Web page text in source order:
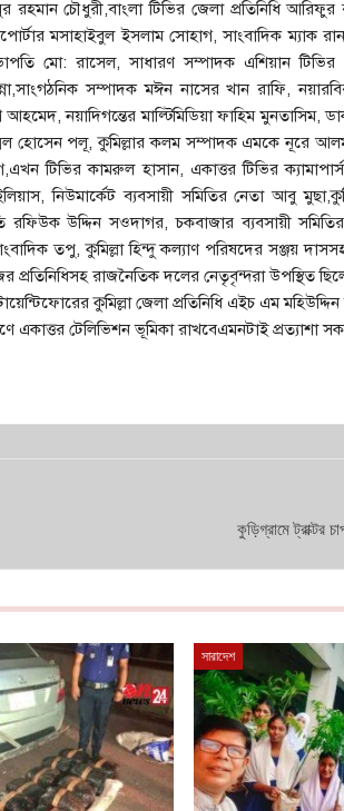
রহমান চৌধুরী,বাংলা টিভির জেলা প্রতিনিধি
মসাহাইবুল ইসলাম সোহাগ, সাংবাদিক ম্যাক
মো: রাসেল, সাধারণ সম্পাদক এশিয়ান টিভির
সম্পাদক মঈন নাসের খান রাফি,
নয়াদিগন্তের মাল্টিমিডিয়া ফাহিম মুনতাসিম,
হোসেন পলূ, কুমিল্লার কলম সম্পাদক এমকে নূরে
টিভির কামরুল হাসান, একাত্তর টিভির
নিউমার্কেট ব্যবসায়ী সমিতির নেতা আবু
রফিউক উদ্দিন সওদাগর, চকবাজার ব্যবসায়ী
তপু, কুমিল্লা হিন্দু কল্যাণ পরিষদের সঞ্জয়
প্রতিনিধিসহ রাজনৈতিক দলের নেতৃবৃন্দরা উপস্থিত
কুমিল্লা জেলা প্রতিনিধি এইচ এম মহিউদ্দিন
একাত্তর টেলিভিশন ভূমিকা রাখবেএমনটাই প্রত্যাশা
কুড়িগ্রামে ট্রাক্টর
সারাদেশ